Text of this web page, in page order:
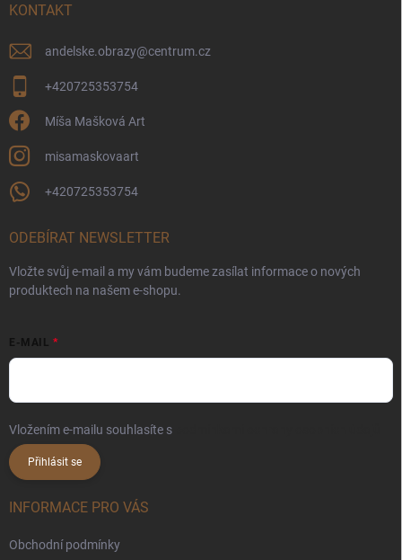
KONTAKT
andelske.obrazy@centrum.cz
+420725353754
Míša Mašková Art
misamaskovaart
+420725353754
ODEBÍRAT NEWSLETTER
Vložte svůj e-mail a my vám budeme zasílat informace o nových
produktech na našem e-shopu.
E-MAIL
Vložením e-mailu souhlasíte s
Přihlásit se
INFORMACE PRO VÁS
Obchodní podmínky